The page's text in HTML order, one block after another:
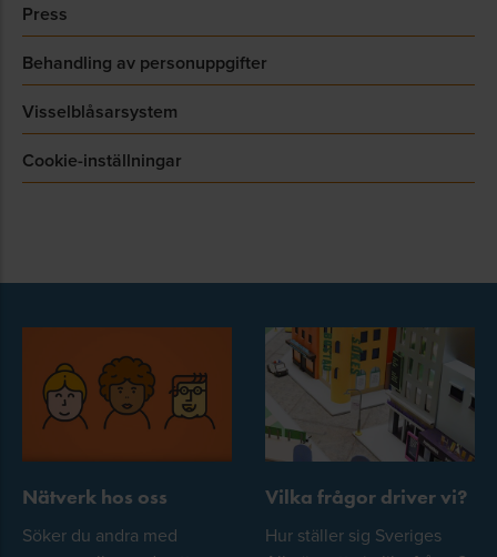
Press
Behandling av personuppgifter
Visselblåsarsystem
Cookie-inställningar
Nätverk hos oss
Söker du andra med
Vilka frågor driver vi?
Hur ställer sig Sveriges